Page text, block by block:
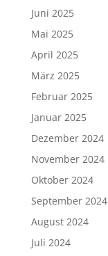
Juni 2025
Mai 2025
April 2025
März 2025
Februar 2025
Januar 2025
Dezember 2024
November 2024
Oktober 2024
September 2024
August 2024
Juli 2024